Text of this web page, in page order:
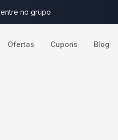
no grupo
Ofertas Cupons Blog